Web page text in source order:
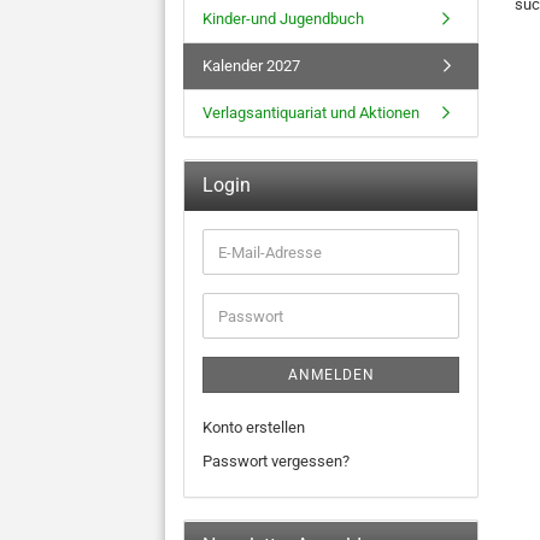
Kinder-und Jugendbuch
Kalender 2027
Verlagsantiquariat und Aktionen
Login
E-
Mail-
Adresse
Passwort
ANMELDEN
Konto erstellen
Passwort vergessen?